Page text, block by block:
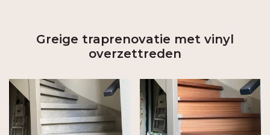
Greige traprenovatie met vinyl
overzettreden